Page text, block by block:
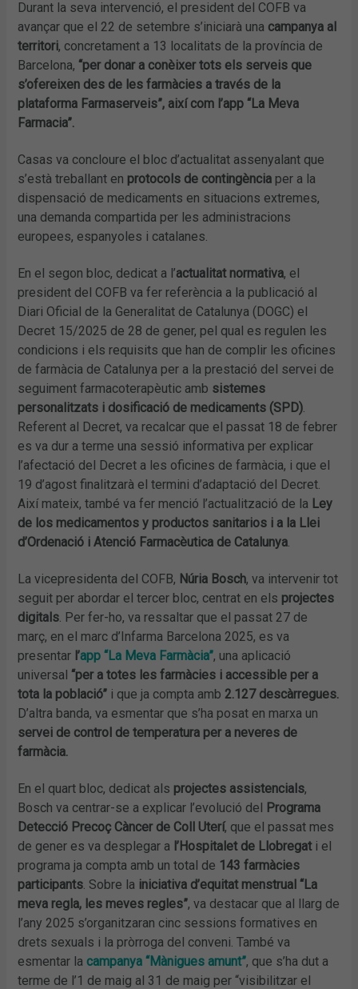
Durant la seva intervenció, el president del COFB va
avançar que el 22 de setembre s’iniciarà una campanya al
territori, concretament a 13 localitats de la província de
Barcelona, “per donar a conèixer tots els serveis que
s’ofereixen des de les farmàcies a través de la
plataforma Farmaserveis”, així com l’app “La Meva
Farmacia”.
Casas va concloure el bloc d’actualitat assenyalant que
s’està treballant en protocols de contingència per a la
dispensació de medicaments en situacions extremes,
una demanda compartida per les administracions
europees, espanyoles i catalanes.
En el segon bloc, dedicat a l’actualitat normativa, el
president del COFB va fer referència a la publicació al
Diari Oficial de la Generalitat de Catalunya (DOGC) el
Decret 15/2025 de 28 de gener, pel qual es regulen les
condicions i els requisits que han de complir les oficines
de farmàcia de Catalunya per a la prestació del servei de
seguiment farmacoterapèutic amb sistemes
personalitzats i dosificació de medicaments (SPD)
Referent al Decret, va recalcar que el passat 18 de febrer
es va dur a terme una sessió informativa per explicar
l’afectació del Decret a les oficines de farmàcia, i que el
19 d’agost finalitzarà el termini d’adaptació del Decret.
Així mateix, també va fer menció l’actualització de la Ley
de los medicamentos y productos sanitarios i a la Llei
d’Ordenació i Atenció Farmacèutica de Catalunya
La vicepresidenta del COFB, Núria Bosch, va intervenir tot
seguit per abordar el tercer bloc, centrat en els projectes
digitals . Per fer-ho, va ressaltar que el passat 27 de
març, en el marc d’Infarma Barcelona 2025, es va
presentar l’app “La Meva Farmàcia”, una aplicació
universal “per a totes les farmàcies i accessible per a
tota la població” i que ja compta amb 2.127 descàrregues.
D’altra banda, va esmentar que s’ha posat en marxa un
servei de control de temperatura per a neveres de
farmàcia.
En el quart bloc, dedicat als projectes assistencials,
Bosch va centrar-se a explicar l’evolució del Programa
Detecció Precoç Càncer de Coll Uterí, que el passat mes
de gener es va desplegar a l’Hospitalet de Llobregati el
programa ja compta amb un total de 143 farmàcies
participants . Sobre la iniciativa d’equitat menstrual “La
meva regla, les meves regles”, va destacar que al llarg de
l’any 2025 s’organitzaran cinc sessions formatives en
drets sexuals i la pròrroga del conveni. També va
esmentar la campanya “Mànigues amunt”, que s’ha dut a
terme de l’1 de maig al 31 de maig per “visibilitzar el